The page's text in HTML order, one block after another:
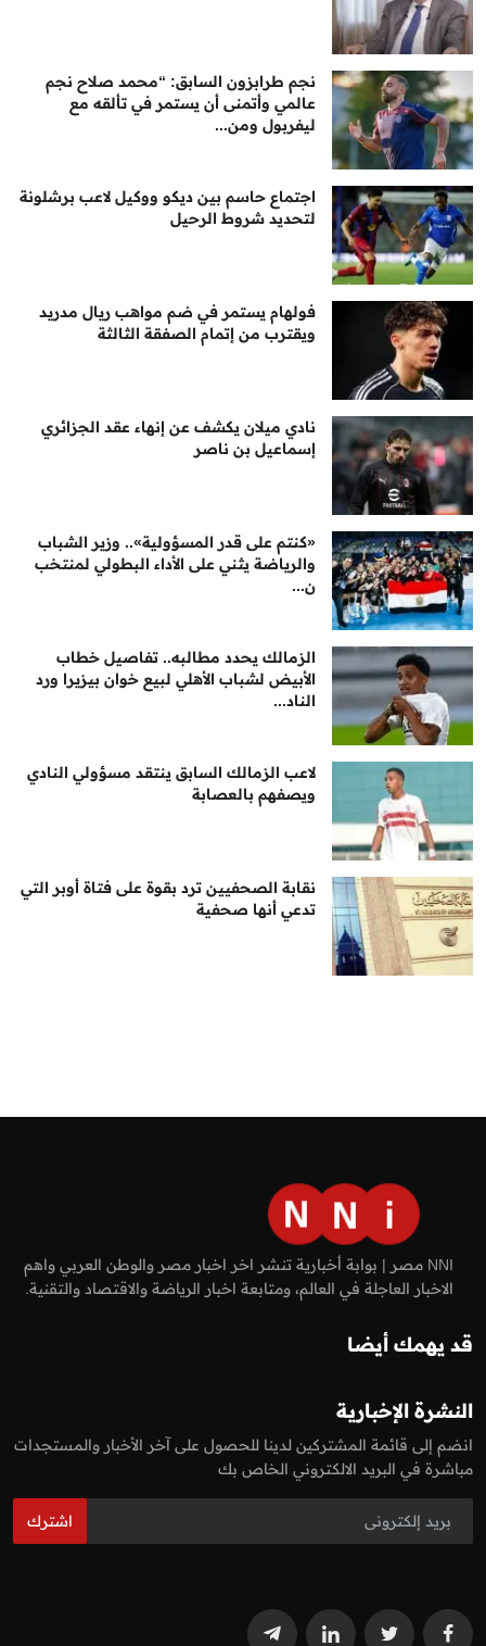
نجم طرابزون السابق: “محمد صلاح نجم
عالمي وأتمنى أن يستمر في تألقه مع
ليفربول ومن...
اجتماع حاسم بين ديكو ووكيل لاعب برشلونة
لتحديد شروط الرحيل
فولهام يستمر في ضم مواهب ريال مدريد
ويقترب من إتمام الصفقة الثالثة
نادي ميلان يكشف عن إنهاء عقد الجزائري
إسماعيل بن ناصر
«كنتم على قدر المسؤولية».. وزير الشباب
والرياضة يثني على الأداء البطولي لمنتخب
ن...
الزمالك يحدد مطالبه.. تفاصيل خطاب
الأبيض لشباب الأهلي لبيع خوان بيزيرا ورد
الناد...
لاعب الزمالك السابق ينتقد مسؤولي النادي
ويصفهم بالعصابة
نقابة الصحفيين ترد بقوة على فتاة أوبر التي
تدعي أنها صحفية
NNI مصر | بوابة أخبارية تنشر اخر اخبار مصر والوطن العربي واهم
الاخبار العاجلة في العالم، ومتابعة اخبار الرياضة والاقتصاد والتقنية.
قد يهمك أيضا
النشرة الإخبارية
انضم إلى قائمة المشتركين لدينا للحصول على آخر الأخبار والمستجدات
مباشرة في البريد الالكتروني الخاص بك
اشترك